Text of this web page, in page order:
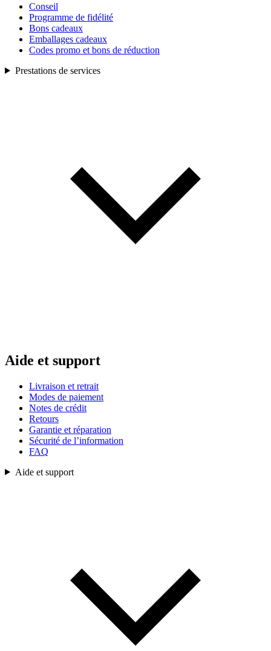
Conseil
Programme de fidélité
Bons cadeaux
Emballages cadeaux
Codes promo et bons de réduction
Prestations de services
Aide et support
Livraison et retrait
Modes de paiement
Notes de crédit
Retours
Garantie et réparation
Sécurité de l’information
FAQ
Aide et support